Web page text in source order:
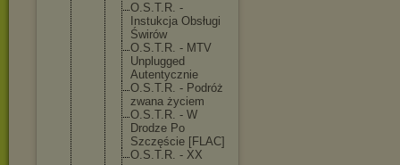
O.S.T.R. -
Instukcja Obsługi
Świrów
O.S.T.R. - MTV
Unplugged
Autentycznie
O.S.T.R. - Podróż
zwana życiem
O.S.T.R. - W
Drodze Po
Szczęście [FLAC]
O.S.T.R. - XX